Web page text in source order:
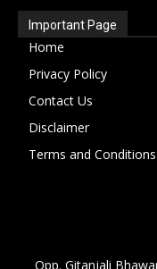
Important Page
Home
Privacy Policy
Contact Us
Disclaimer
Terms and Conditions
Opp. Gitanjali